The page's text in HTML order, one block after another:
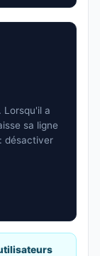
Lorsqu'il a
sa ligne
désactiver